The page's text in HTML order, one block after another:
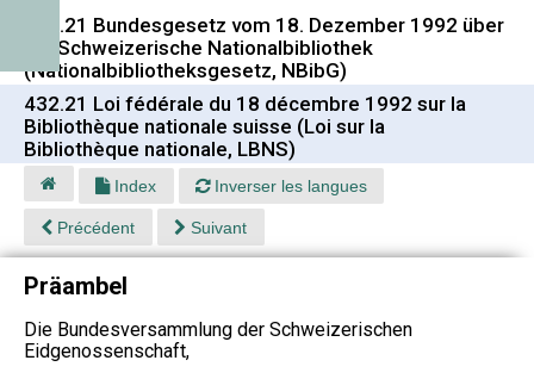
432.21 Bundesgesetz vom 18. Dezember 1992 über
die Schweizerische Nationalbibliothek
(Nationalbibliotheksgesetz, NBibG)
432.21 Loi fédérale du 18 décembre 1992 sur la
Bibliothèque nationale suisse (Loi sur la
Bibliothèque nationale, LBNS)
Index Inverser les langues
Précédent Suivant
Präambel
Die Bundesversammlung der Schweizerischen
Eidgenossenschaft,